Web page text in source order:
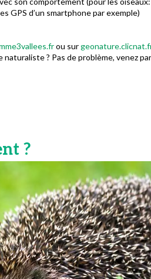
GPS d’un smartphone par exemple)
ou sur
? Pas de problème, venez
?